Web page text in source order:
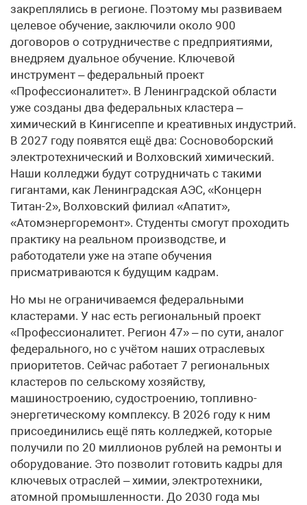
закреплялись в регионе. Поэтому мы развиваем
целевое обучение, заключили около 900
договоров о сотрудничестве с предприятиями,
внедряем дуальное обучение. Ключевой
инструмент – федеральный проект
«Профессионалитет». В Ленинградской области
уже созданы два федеральных кластера –
химический в Кингисеппе и креативных индустрий.
В 2027 году появятся ещё два: Сосновоборский
электротехнический и Волховский химический.
Наши колледжи будут сотрудничать с такими
гигантами, как Ленинградская АЭС, «Концерн
Титан-2», Волховский филиал «Апатит»,
«Атомэнергоремонт». Студенты смогут проходить
практику на реальном производстве, и
работодатели уже на этапе обучения
присматриваются к будущим кадрам.
Но мы не ограничиваемся федеральными
кластерами. У нас есть региональный проект
«Профессионалитет. Регион 47» – по сути, аналог
федерального, но с учётом наших отраслевых
приоритетов. Сейчас работает 7 региональных
кластеров по сельскому хозяйству,
машиностроению, судостроению, топливно-
энергетическому комплексу. В 2026 году к ним
присоединились ещё пять колледжей, которые
получили по 20 миллионов рублей на ремонты и
оборудование. Это позволит готовить кадры для
ключевых отраслей – химии, электротехники,
атомной промышленности. До 2030 года мы